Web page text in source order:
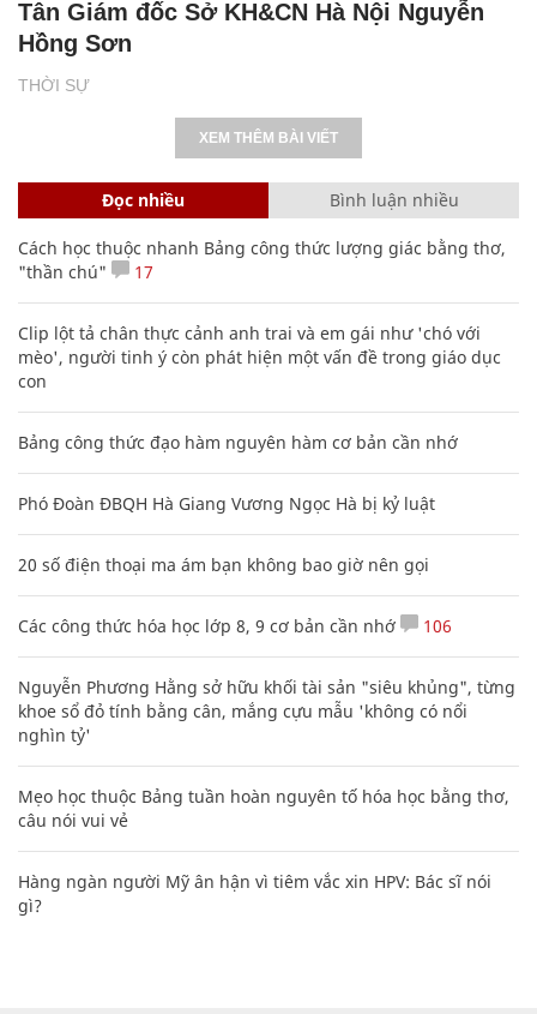
THỜI SỰ
Tân Giám đốc Sở KH&CN Hà Nội Nguyễn
Hồng Sơn
XEM THÊM BÀI VIẾT
Đọc nhiều Bình luận nhiều
Cách học thuộc nhanh Bảng công thức lượng giác bằng thơ,
"thần chú"
17
Clip lột tả chân thực cảnh anh trai và em gái như 'chó với
mèo', người tinh ý còn phát hiện một vấn đề trong giáo dục
con
Bảng công thức đạo hàm nguyên hàm cơ bản cần nhớ
Phó Đoàn ĐBQH Hà Giang Vương Ngọc Hà bị kỷ luật
20 số điện thoại ma ám bạn không bao giờ nên gọi
Các công thức hóa học lớp 8, 9 cơ bản cần nhớ 106
Nguyễn Phương Hằng sở hữu khối tài sản "siêu khủng", từng
khoe sổ đỏ tính bằng cân, mắng cựu mẫu 'không có nổi
nghìn tỷ'
Mẹo học thuộc Bảng tuần hoàn nguyên tố hóa học bằng thơ,
câu nói vui vẻ
Hàng ngàn người Mỹ ân hận vì tiêm vắc xin HPV: Bác sĩ nói
gì?